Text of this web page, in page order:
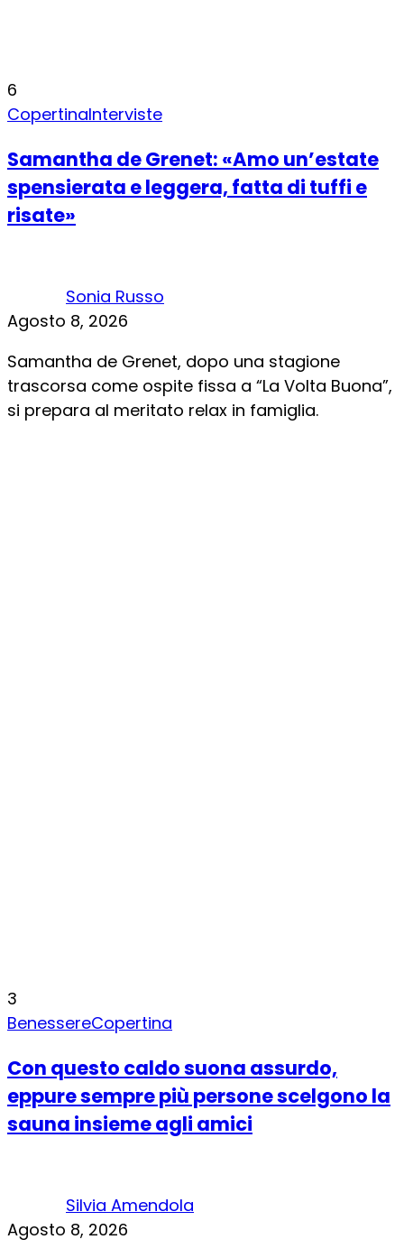
6
CopertinaInterviste
Samantha de Grenet: «Amo un’estate
spensierata e leggera, fatta di tuffi e
risate»
Sonia Russo
Agosto 8, 2026
Samantha de Grenet, dopo una stagione
trascorsa come ospite fissa a “La Volta Buona”,
si prepara al meritato relax in famiglia.
3
BenessereCopertina
Con questo caldo suona assurdo,
eppure sempre più persone scelgono la
sauna insieme agli amici
Silvia Amendola
Agosto 8, 2026